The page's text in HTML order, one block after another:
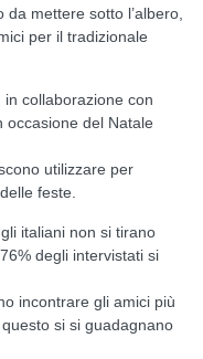
mettere sotto l’albero,
per il tradizionale
in collaborazione con
occasione del Natale
utilizzare per
feste.
italiani non si tirano
degli intervistati si
incontrare gli amici più
si si guadagnano